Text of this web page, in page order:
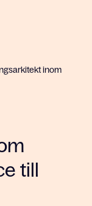
inom
till